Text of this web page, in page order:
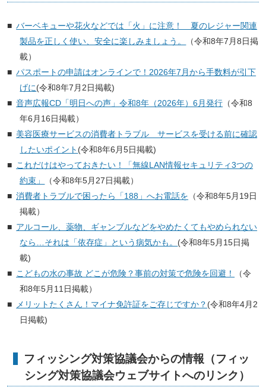
バーベキューや花火などでは「火」に注意！ 夏のレジャー関連
製品を正しく使い、安全に楽しみましょう。
（令和8年7月8日掲
載）
パスポートの申請はオンラインで！2026年7月から手数料が引下
げに(令和8年7月2日掲載)
音声広報CD「明日への声」令和8年（2026年）6月発行 （令和8
年6月16日掲載）
美容医療サービスの消費者トラブル サービスを受ける前に確認
したいポイント (令和8年6月5日掲載)
これだけはやっておきたい！「無線LAN情報セキュリティ3つの
約束」
（令和8年5月27日掲載）
消費者トラブルで困ったら「188」へお電話を （令和8年5月19日
掲載）
アルコール、薬物、ギャンブルなどをやめたくてもやめられない
なら…それは「依存症」という病気かも。 (令和8年5月15日掲
載)
こどもの水の事故 どこが危険？事前の対策で危険を回避！
（令
和8年5月11日掲載）
メリットたくさん！マイナ免許証をご存じですか？ (令和8年4月2
日掲載)
フィッシング対策協議会からの情報（フィッ
シング対策協議会ウェブサイトへのリンク）